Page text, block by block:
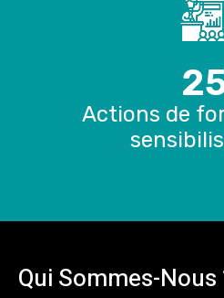
Actions de
Qui Sommes-Nous